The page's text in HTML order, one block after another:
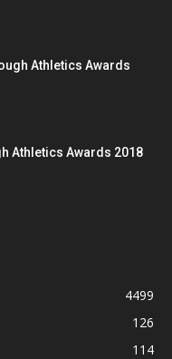
Athletics Awards
Athletics Awards 2018
4499
126
114